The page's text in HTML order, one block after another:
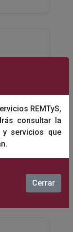
REMTyS,
consultar la
servicios que
Cerrar